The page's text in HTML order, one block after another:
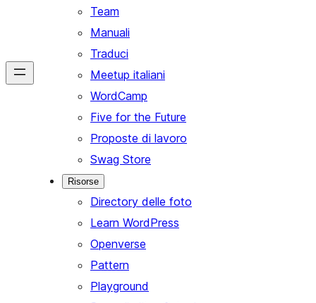
Team
Manuali
Traduci
Meetup italiani
WordCamp
Five for the Future
Proposte di lavoro
Swag Store
Risorse
Directory delle foto
Learn WordPress
Openverse
Pattern
Playground